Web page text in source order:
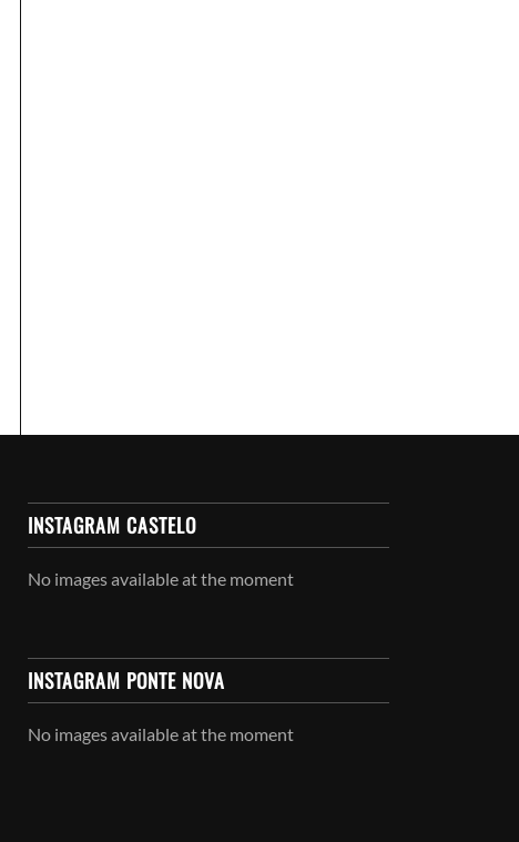
INSTAGRAM CASTELO
No images available at the moment
INSTAGRAM PONTE NOVA
No images available at the moment